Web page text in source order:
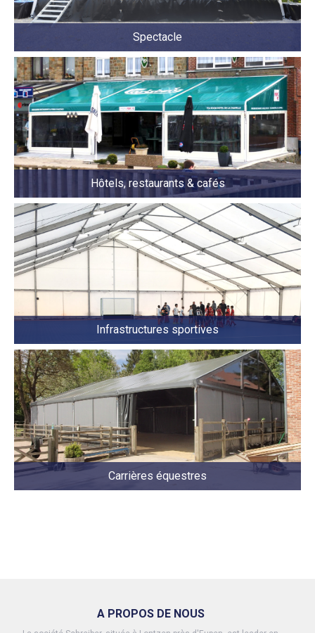
Spectacle
Hôtels, restaurants & cafés
Infrastructures sportives
Carrières équestres
A PROPOS DE NOUS